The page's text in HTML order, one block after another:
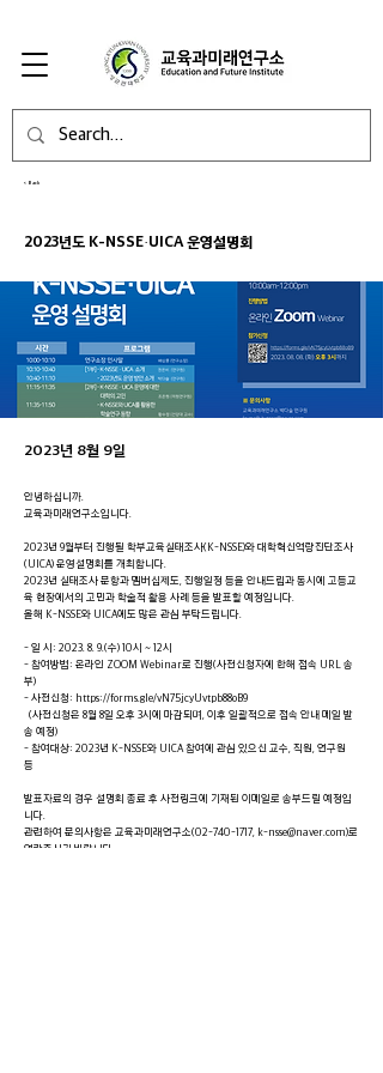
< Back
2023년도 K-NSSE·UICA 운영설명회
2023년 8월 9일
안녕하십니까.
교육과미래연구소입니다.
2023년 9월부터 진행될 학부교육실태조사(K-NSSE)와 대학혁신역량진단조사
(UICA) 운영설명회를 개최합니다.
2023년 실태조사 문항과 멤버십제도, 진행일정 등을 안내드림과 동시에 고등교
육 현장에서의 고민과 학술적 활용 사례 등을 발표할 예정입니다.
올해 K-NSSE와 UICA에도 많은 관심 부탁드립니다.
- 일 시: 2023. 8. 9.(수) 10시 ~ 12시
- 참여방법: 온라인 ZOOM Webinar로 진행(사전신청자에 한해 접속 URL 송
부)
- 사전신청: https://forms.gle/vN75jcyUvtpb88oB9
(사전신청은 8월 8일 오후 3시에 마감되며, 이후 일괄적으로 접속 안내 메일 발
송 예정)
- 참여대상: 2023년 K-NSSE와 UICA 참여에 관심 있으신 교수, 직원, 연구원
등
발표자료의 경우 설명회 종료 후 사전링크에 기재된 이메일로 송부드릴 예정입
니다.
관련하여 문의사항은 교육과미래연구소(02-740-1717, k-nsse@naver.com)로
연락주시기 바랍니다.